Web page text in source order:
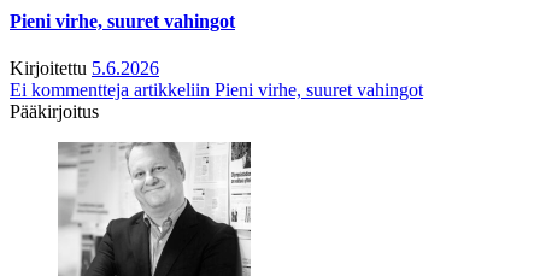
Pieni virhe, suuret vahingot
Kirjoitettu 5.6.2026
Ei kommentteja artikkeliin Pieni virhe, suuret vahingot
Pääkirjoitus